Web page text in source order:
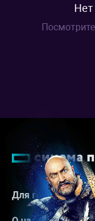
Нет
Для гостей